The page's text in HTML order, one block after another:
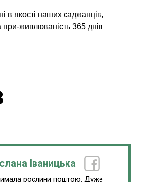
в якості наших саджанців,
при-живлюваність 365 днів
Іваницька
рослини поштою. Дуже